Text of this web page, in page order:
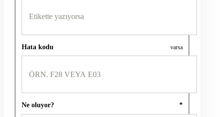
Hata kodu varsa
Ne oluyor? *